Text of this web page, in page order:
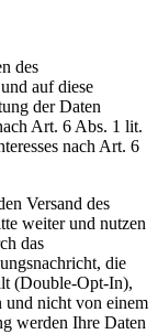
des
auf diese
der Daten
Art. 6 Abs. 1 lit.
nach Art. 6
Versand des
weiter und nutzen
das
die
(Double-Opt-In),
und nicht von einem
werden Ihre Daten